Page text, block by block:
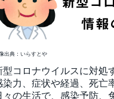
出典：いらすとや
型コロナウイルスに対処
染力、症状や経過、死亡
々の生活で、感染予防、